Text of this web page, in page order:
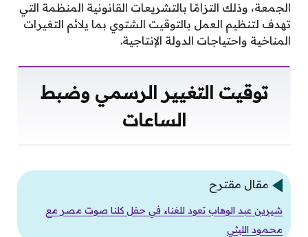
الجمعة، وذلك التزامًا بالتشريعات القانونية المنظمة التي
تهدف لتنظيم العمل بالتوقيت الشتوي بما يلائم التغيرات
المناخية واحتياجات الدولة الإنتاجية.
توقيت التغيير الرسمي وضبط
الساعات
مقال مقترح
شيرين عبد الوهاب تعود للغناء في حفل كلنا صوت مصر مع
محمود الليثي